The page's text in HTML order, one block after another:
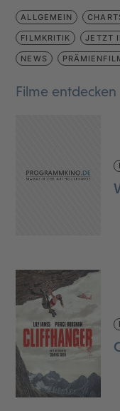
ALLGEMEIN
FILMKRITIK JETZT
NEWS
Filme entdecken